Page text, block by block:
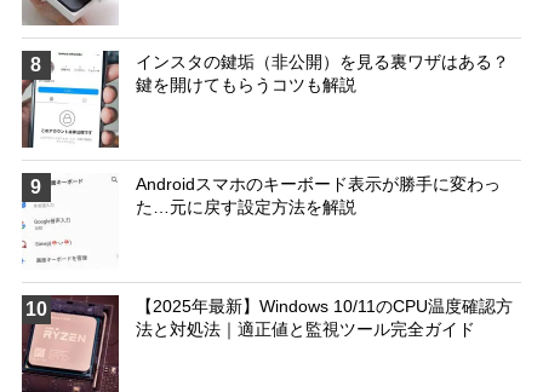
8
インスタの鍵垢（非公開）を見る裏ワザはある？
鍵を開けてもらうコツも解説
9
Androidスマホのキーボード表示が勝手に変わっ
た…元に戻す設定方法を解説
10
【2025年最新】Windows 10/11のCPU温度確認方
法と対処法｜適正値と監視ツール完全ガイド